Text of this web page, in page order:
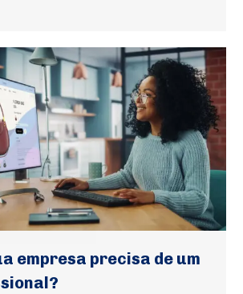
empresa precisa de um